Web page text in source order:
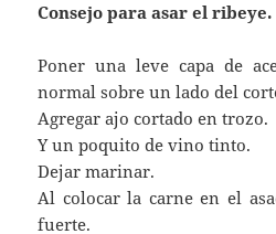
Consejo para asar el ribeye.
Poner una leve capa de
normal sobre un lado del
Agregar ajo cortado en trozo.
Y un poquito de vino tinto.
Dejar marinar.
Al colocar la carne en el
fuerte.